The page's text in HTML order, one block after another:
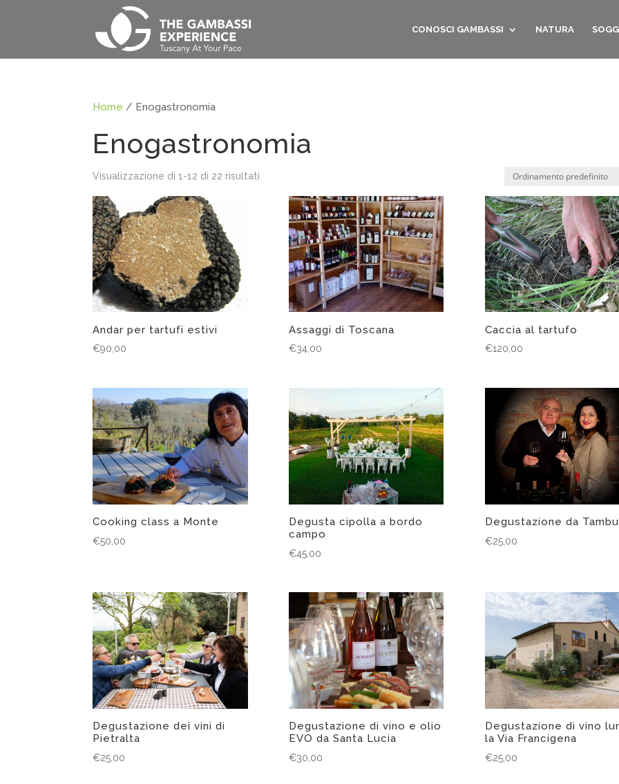
CONOSCI GAMBASSI NATURA
Home / Enogastronomia
Enogastronomia
Visualizzazione di 1-12 di 22 risultati
Andar per tartufi estivi
€90,00
Assaggi di Toscana
€34,00
Caccia al tartufo
€120,00
Cooking class a Monte
€50,00
Degusta cipolla a bordo
campo
€45,00
Degustazione da
€25,00
Degustazione dei vini di
Pietralta
€25,00
Degustazione di vino e olio
EVO da Santa Lucia
€30,00
Degustazione di vino
la Via Francigena
€25,00